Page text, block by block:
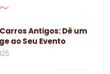
Antigos: Dê um
ao Seu Evento